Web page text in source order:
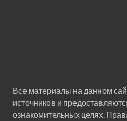
Все материалы на данном
источников и
ознакомительных целях.